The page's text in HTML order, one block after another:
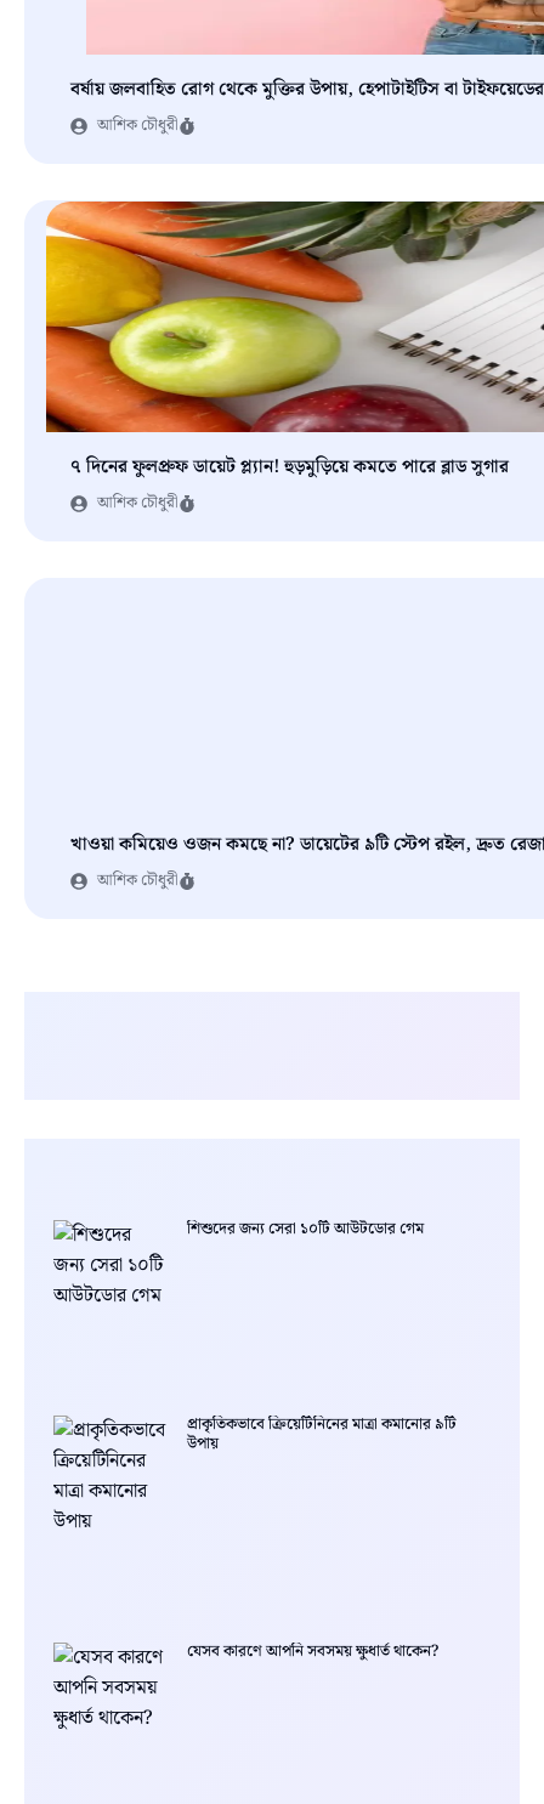
বর্ষায় জলবাহিত রোগ থেকে মুক্তির উপায়, হেপাটাইটিস বা
আশিক চৌধুরী
৭ দিনের ফুলপ্রুফ ডায়েট প্ল্যান! হুড়মুড়িয়ে কমতে পারে ব্লাড সুগার
আশিক চৌধুরী
খাওয়া কমিয়েও ওজন কমছে না? ডায়েটের ৯টি স্টেপ রইল, দ্রুত
আশিক চৌধুরী
শিশুদের জন্য সেরা ১০টি আউটডোর গেম
প্রাকৃতিকভাবে ক্রিয়েটিনিনের মাত্রা কমানোর ৯টি
উপায়
যেসব কারণে আপনি সবসময় ক্ষুধার্ত থাকেন?